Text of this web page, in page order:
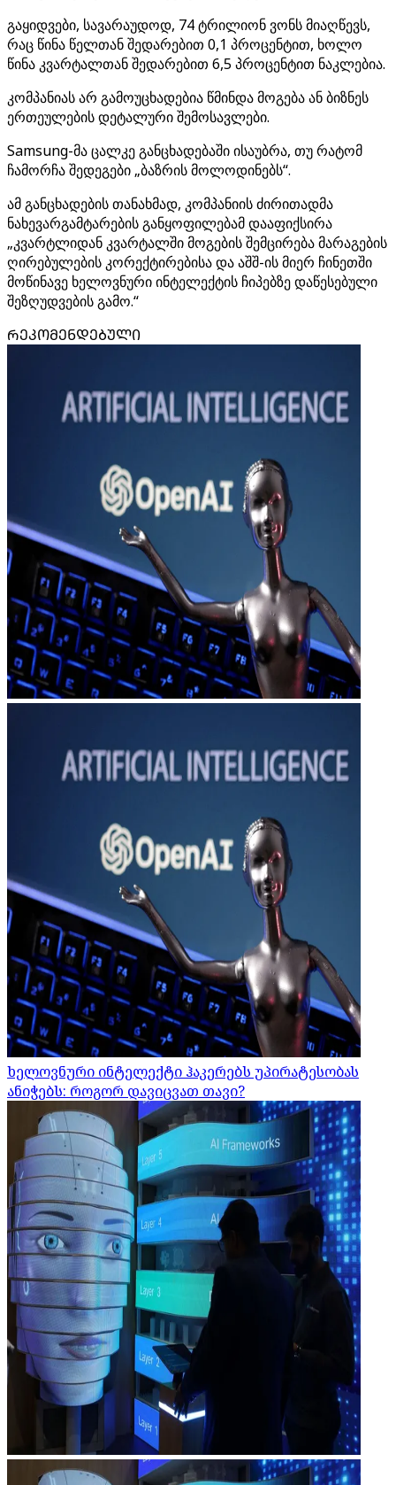
გაყიდვები, სავარაუდოდ, 74 ტრილიონ ვონს მიაღწევს,
რაც წინა წელთან შედარებით 0,1 პროცენტით, ხოლო
წინა კვარტალთან შედარებით 6,5 პროცენტით ნაკლებია.
კომპანიას არ გამოუცხადებია წმინდა მოგება ან ბიზნეს
ერთეულების დეტალური შემოსავლები.
Samsung-მა ცალკე განცხადებაში ისაუბრა, თუ რატომ
ჩამორჩა შედეგები „ბაზრის მოლოდინებს“.
ამ განცხადების თანახმად, კომპანიის ძირითადმა
ნახევარგამტარების განყოფილებამ დააფიქსირა
„კვარტლიდან კვარტალში მოგების შემცირება მარაგების
ღირებულების კორექტირებისა და აშშ-ის მიერ ჩინეთში
მოწინავე ხელოვნური ინტელექტის ჩიპებზე დაწესებული
შეზღუდვების გამო.“
ᲠᲔᲙᲝᲛᲔᲜᲓᲔᲑᲣᲚᲘ
ხელოვნური ინტელექტი ჰაკერებს უპირატესობას
ანიჭებს: როგორ დავიცვათ თავი?